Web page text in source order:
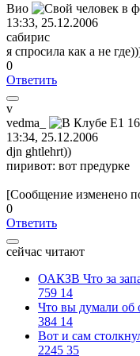
Вио
13:33, 25.12.2006
сабирис
я спросила как а не
0
Ответить
v
vedma_
13:34, 25.12.2006
djn ghtlehrt))
пиривот: вот предурке
[Сообщение изменено
0
Ответить
сейчас читают
ОАКЗВ Что за
759 14
Что вы думали об
384 14
Вот и сам
2245 35